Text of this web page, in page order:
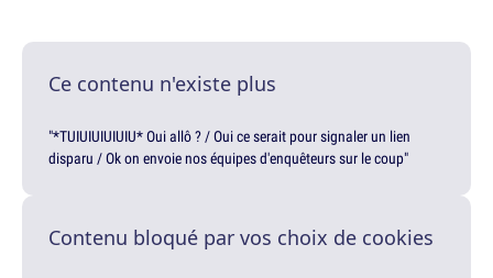
Ce contenu n'existe plus
"*TUIUIUIUIUIU* Oui allô ? / Oui ce serait pour signaler un lien
disparu / Ok on envoie nos équipes d'enquêteurs sur le coup"
Contenu bloqué par vos choix de cookies